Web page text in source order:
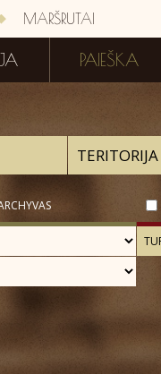
MARŠRUTAI
PAIEŠKA